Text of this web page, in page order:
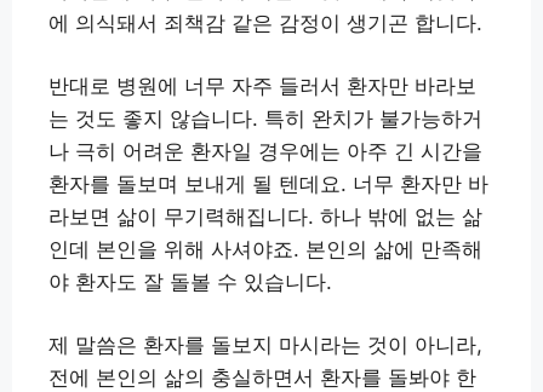
에 의식돼서 죄책감 같은 감정이 생기곤 합니다.
반대로 병원에 너무 자주 들러서 환자만 바라보
는 것도 좋지 않습니다. 특히 완치가 불가능하거
나 극히 어려운 환자일 경우에는 아주 긴 시간을
환자를 돌보며 보내게 될 텐데요. 너무 환자만 바
라보면 삶이 무기력해집니다. 하나 밖에 없는 삶
인데 본인을 위해 사셔야죠. 본인의 삶에 만족해
야 환자도 잘 돌볼 수 있습니다.
제 말씀은 환자를 돌보지 마시라는 것이 아니라,
전에 본인의 삶의 충실하면서 환자를 돌봐야 한